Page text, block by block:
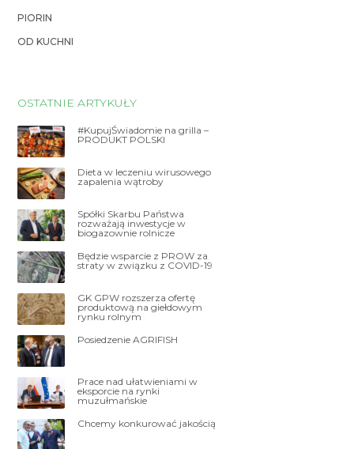
PIORIN
OD KUCHNI
OSTATNIE ARTYKUŁY
#KupujŚwiadomie na grilla –
PRODUKT POLSKI
Dieta w leczeniu wirusowego
zapalenia wątroby
Spółki Skarbu Państwa
rozważają inwestycje w
biogazownie rolnicze
Będzie wsparcie z PROW za
straty w związku z COVID-19
GK GPW rozszerza ofertę
produktową na giełdowym
rynku rolnym
Posiedzenie AGRIFISH
Prace nad ułatwieniami w
eksporcie na rynki
muzułmańskie
Chcemy konkurować jakością